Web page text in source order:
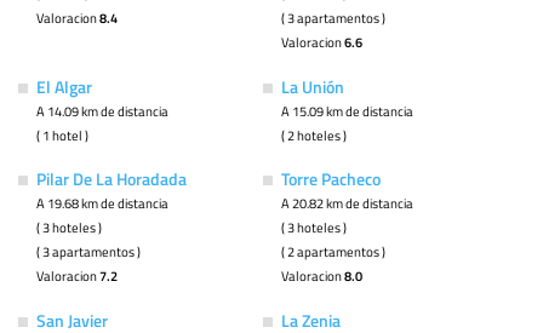
Valoracion8.4
( 3 apartamentos )
Valoracion6.6
El Algar
A 14.09 km de distancia
( 1 hotel )
La Unión
A 15.09 km de distancia
( 2 hoteles )
Pilar De La Horadada
A 19.68 km de distancia
( 3 hoteles )
( 3 apartamentos )
Valoracion7.2
Torre Pacheco
A 20.82 km de distancia
( 3 hoteles )
( 2 apartamentos )
Valoracion8.0
San Javier La Zenia